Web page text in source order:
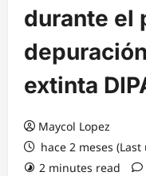
durante el
extinta
Maycol Lopez
hace 2 meses
2 minutes read